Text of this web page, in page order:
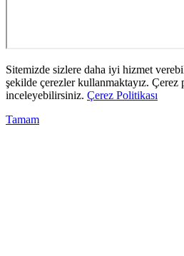
Sitemizde sizlere daha iyi hizmet
şekilde çerezler kullanmaktayız. Çerez
inceleyebilirsiniz. Çerez Politikası
Tamam